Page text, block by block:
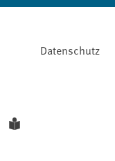
Datenschutz